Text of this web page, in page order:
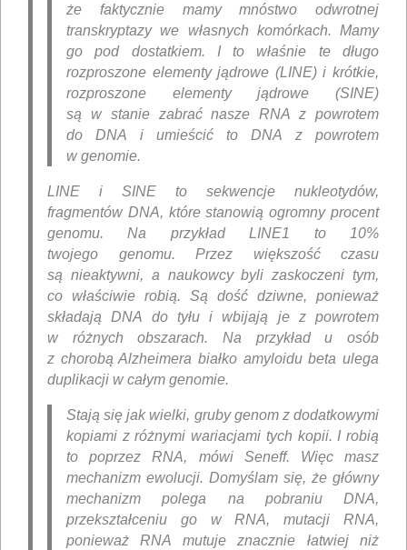
że faktycznie mamy mnóstwo odwrotnej
transkryptazy we własnych komórkach. Mamy
go pod dostatkiem. I to właśnie te długo
rozproszone elementy jądrowe (LINE) i krótkie,
rozproszone elementy jądrowe (SINE)
są w stanie zabrać nasze RNA z powrotem
do DNA i umieścić to DNA z powrotem
w genomie.
LINE i SINE to sekwencje nukleotydów,
fragmentów DNA, które stanowią ogromny procent
genomu. Na przykład LINE1 to 10%
twojego genomu. Przez większość czasu
są nieaktywni, a naukowcy byli zaskoczeni tym,
co właściwie robią. Są dość dziwne, ponieważ
składają DNA do tyłu i wbijają je z powrotem
w różnych obszarach. Na przykład u osób
z chorobą Alzheimera białko amyloidu beta ulega
duplikacji w całym genomie.
Stają się jak wielki, gruby genom z dodatkowymi
kopiami z różnymi wariacjami tych kopii. I robią
to poprzez RNA, mówi Seneff. Więc masz
mechanizm ewolucji. Domyślam się, że główny
mechanizm polega na pobraniu DNA,
przekształceniu go w RNA, mutacji RNA,
ponieważ RNA mutuje znacznie łatwiej niż